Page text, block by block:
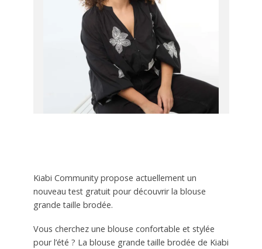
Kiabi Community propose actuellement un
nouveau test gratuit pour découvrir la blouse
grande taille brodée.
Vous cherchez une blouse confortable et stylée
pour l’été ? La blouse grande taille brodée de Kiabi